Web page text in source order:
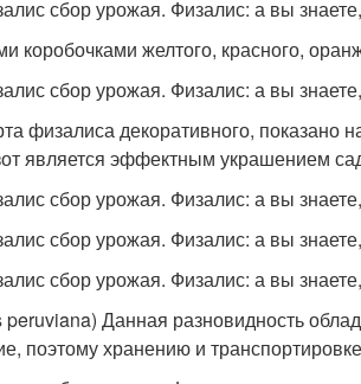
коробочками желтого, красного,
физалиса декоративного, показано
является эффектным украшением
Данная разновидность
поэтому хранению и